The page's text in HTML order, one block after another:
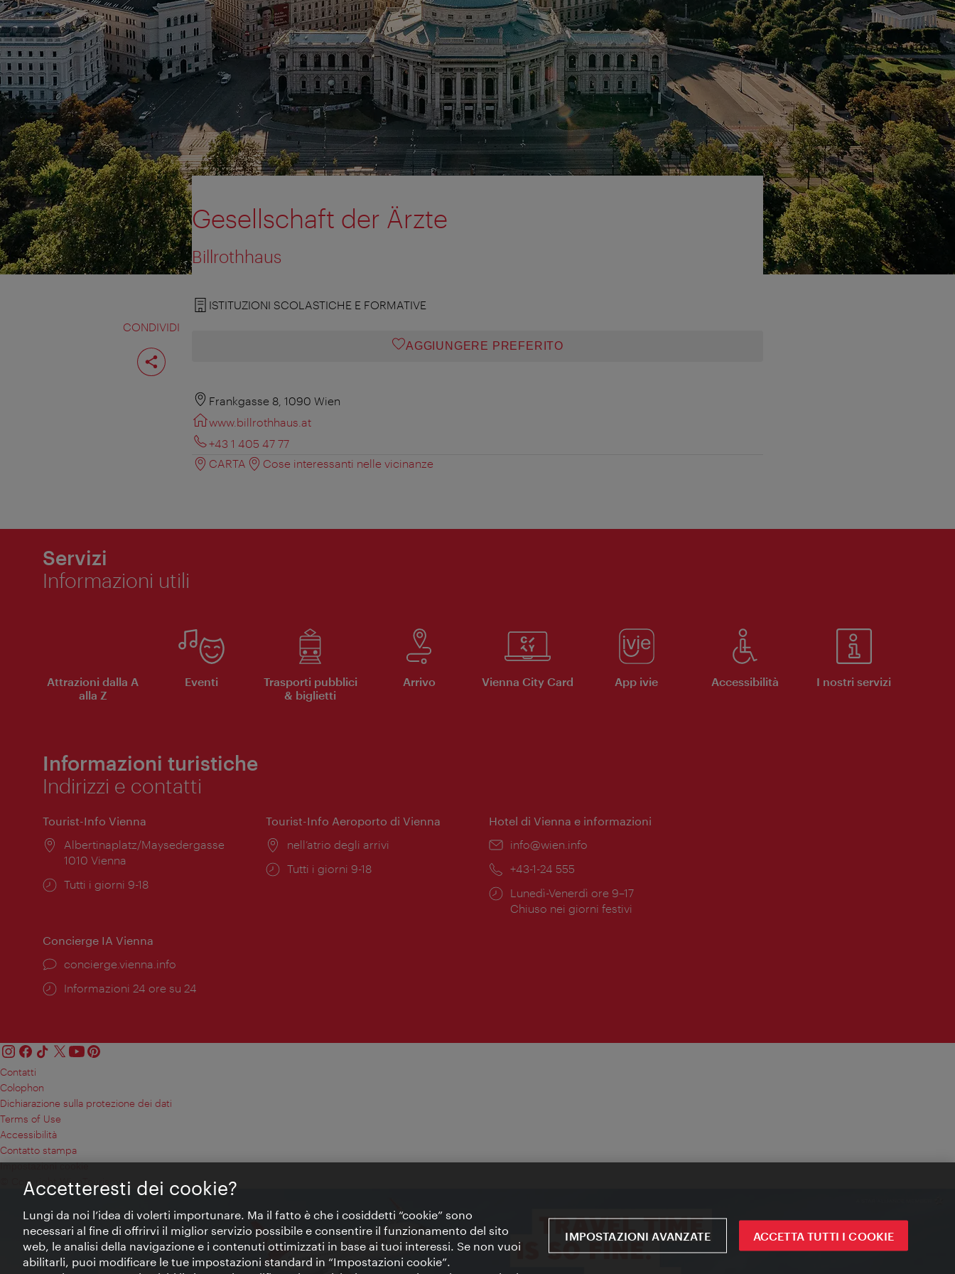
CONDIVIDI
Condividi
pagina
Gesellschaft der Ärzte
Billrothhaus
ISTITUZIONI SCOLASTICHE E FORMATIVE
AGGIUNGERE PREFERITO
Frankgasse 8, 1090 Wien
www.billrothhaus.at
+43 1 405 47 77
CARTA
Cose interessanti nelle vicinanze
Servizi
Informazioni utili
Attrazioni dalla A
alla Z
Eventi
Trasporti pubblici
& biglietti
Arrivo Vienna City Card App ivie Accessibilità I nostri servizi
Informazioni turistiche
Indirizzi e contatti
Tourist-Info Vienna
Posizione:
Albertinaplatz/Maysedergasse
1010 Vienna
Orari
Tutti i giorni 9-18
Tourist-Info Aeroporto di Vienna
Posizione:
nell’atrio degli arrivi
Orari
Tutti i giorni 9-18
Hotel di Vienna e informazioni
Email:
info@wien.info
Telefono:
+43-1-24 555
Orari
di
Lunedì-Venerdì ore 9–17
Chiuso nei giorni festivi
Concierge IA Vienna
Ort:
concierge.vienna.info
Öffnungszeiten:
Informazioni 24 ore su 24
Contatti
Colophon
Dichiarazione sulla protezione dei dati
Terms of Use
Accessibilità
Contatto stampa
Impostazioni cookie
© Copyright WienTourismus
Accetteresti dei cookie?
Lungi da noi l’idea di volerti importunare. Ma il fatto è che i cosiddetti “cookie” sono
necessari al fine di offrirvi il miglior servizio possibile e consentire il funzionamento del sito
web, le analisi della navigazione e i contenuti ottimizzati in base ai tuoi interessi. Se non vuoi
abilitarli, puoi modificare le tue impostazioni standard in “Impostazioni cookie”.
IMPOSTAZIONI AVANZATE ACCETTA TUTTI I COOKIE